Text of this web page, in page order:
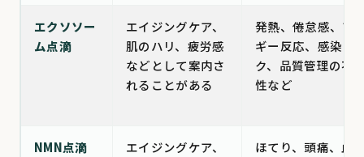
エクソソー
ム点滴
エイジングケア、
肌のハリ、疲労感
などとして案内さ
れることがある
発熱、倦怠感、ア
ギー反応、感染リ
ク、品質管理の不
性など
NMN点滴
エイジングケア、
ほてり、頭痛、血